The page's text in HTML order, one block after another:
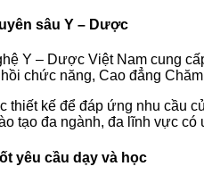
sâu Y – Dược
Y – Dược Việt Nam cung
chức năng, Cao đẳng
kế để đáp ứng nhu cầu
tạo đa ngành, đa lĩnh vực
yêu cầu dạy và học